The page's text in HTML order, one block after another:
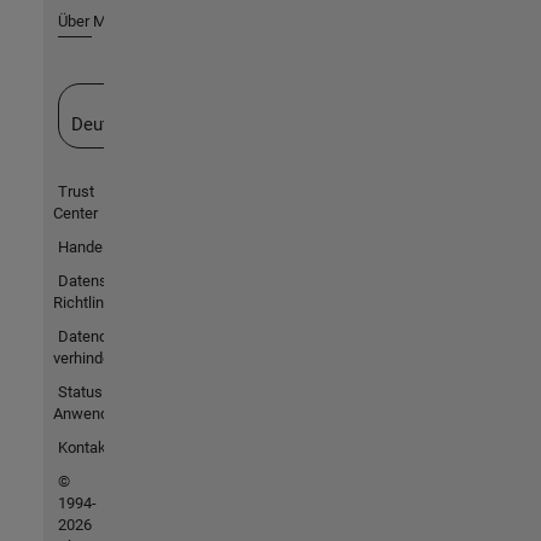
Über MathWorks
Deutschland
Trust
Center
Handelsmarken
Datenschutz-
Richtlinien
Datendiebstahl
verhindern
Status von
Anwendungen
Kontakt
©
1994-
2026